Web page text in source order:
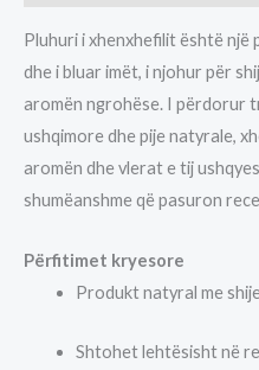
Pluhuri i xhenxhefilit është
dhe i bluar imët, i njohur për
aromën ngrohëse. I përdorur
ushqimore dhe pije natyrale,
aromën dhe vlerat e tij
shumëanshme që pasuron
Përfitimet kryesore
Produkt natyral me
Shtohet lehtësisht në